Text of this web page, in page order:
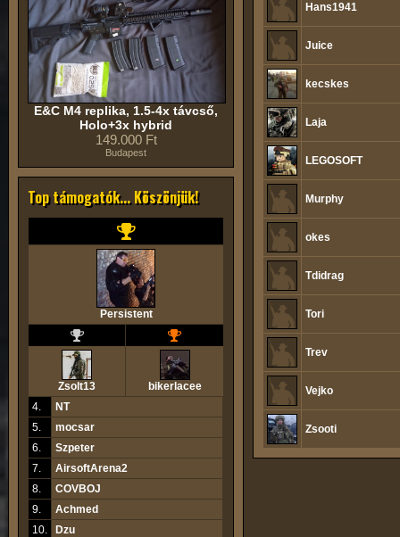
E&C M4 replika, 1.5-4x távcső,
Holo+3x hybrid
149.000 Ft
Budapest
Top támogatók... Köszönjük!
Persistent
Zsolt13
bikerlacee
4.
NT
5.
mocsar
6.
Szpeter
7.
AirsoftArena2
8.
COVBOJ
9.
Achmed
10.
Dzu
Hans1941
Juice
kecskes
Laja
LEGOSOFT
Murphy
okes
Tdidrag
Tori
Trev
Vejko
Zsooti